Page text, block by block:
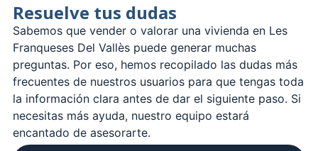
Resuelve tus dudas
Sabemos que vender o valorar una vivienda en Les
Franqueses Del Vallès puede generar muchas
preguntas. Por eso, hemos recopilado las dudas más
frecuentes de nuestros usuarios para que tengas toda
la información clara antes de dar el siguiente paso. Si
necesitas más ayuda, nuestro equipo estará
encantado de asesorarte.